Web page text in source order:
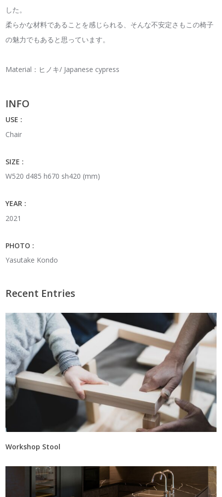
した。
柔らかな材料であることを感じられる、そんな不安定さもこの椅子
の魅力でもあると思っています。
Material：ヒノキ/ Japanese cypress
INFO
USE :
Chair
SIZE :
W520 d485 h670 sh420 (mm)
YEAR :
2021
PHOTO :
Yasutake Kondo
Recent Entries
Workshop Stool